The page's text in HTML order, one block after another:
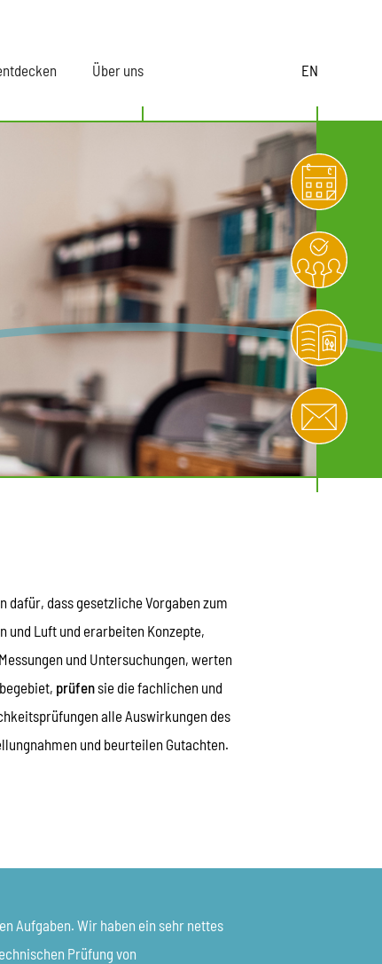
Über uns EN
dass gesetzliche Vorgaben zum
und Luft und erarbeiten Konzepte,
und Untersuchungen, werten
prüfensie die fachlichen und
alle Auswirkungen des
und beurteilen Gutachten.
Aufgaben. Wir haben ein sehr nettes
Prüfung von